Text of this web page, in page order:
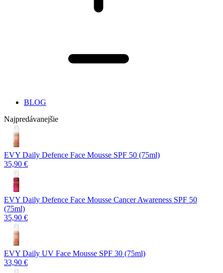
BLOG
Najpredávanejšie
EVY Daily Defence Face Mousse SPF 50 (75ml)
35,90 €
EVY Daily Defence Face Mousse Cancer Awareness SPF 50
(75ml)
35,90 €
EVY Daily UV Face Mousse SPF 30 (75ml)
33,90 €